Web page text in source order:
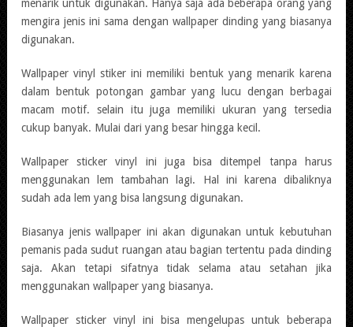
menarik untuk digunakan. Hanya saja ada beberapa orang yang
mengira jenis ini sama dengan wallpaper dinding yang biasanya
digunakan.
Wallpaper vinyl stiker ini memiliki bentuk yang menarik karena
dalam bentuk potongan gambar yang lucu dengan berbagai
macam motif. selain itu juga memiliki ukuran yang tersedia
cukup banyak. Mulai dari yang besar hingga kecil.
Wallpaper sticker vinyl ini juga bisa ditempel tanpa harus
menggunakan lem tambahan lagi. Hal ini karena dibaliknya
sudah ada lem yang bisa langsung digunakan.
Biasanya jenis wallpaper ini akan digunakan untuk kebutuhan
pemanis pada sudut ruangan atau bagian tertentu pada dinding
saja. Akan tetapi sifatnya tidak selama atau setahan jika
menggunakan wallpaper yang biasanya.
Wallpaper sticker vinyl ini bisa mengelupas untuk beberapa